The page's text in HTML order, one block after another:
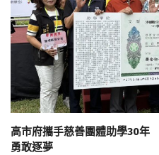
高市府攜手慈善團體助學30年
勇敢逐夢